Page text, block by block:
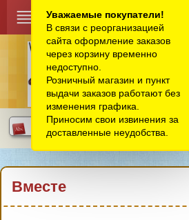
Вместе
Уважаемые покупатели!
В связи с реорганизацией
сайта оформление заказов
через корзину временно
недоступно.
Розничный магазин и пункт
выдачи заказов работают без
изменения графика.
Приносим свои извинения за
доставленные неудобства.